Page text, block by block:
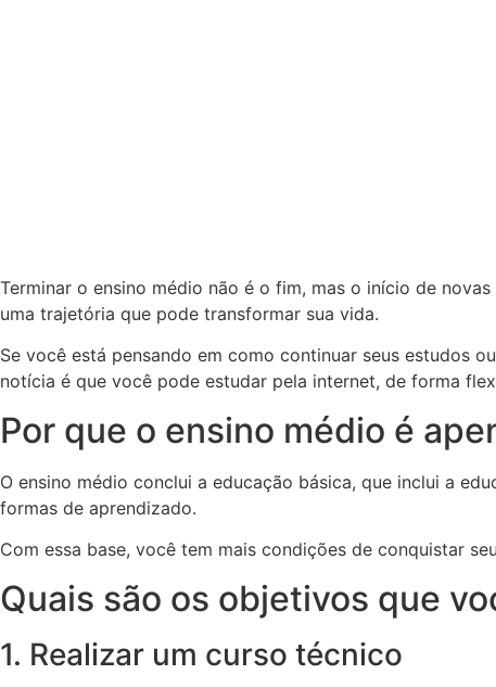
Terminar o ensino médio não é o fim, mas o início de
uma trajetória que pode transformar sua vida.
Se você está pensando em como continuar seus estudos
notícia é que você pode estudar pela internet, de forma
Por que o ensino médio é
O ensino médio conclui a educação básica, que inclui a
formas de aprendizado.
Com essa base, você tem mais condições de conquistar
Quais são os objetivos que
1. Realizar um curso técnico